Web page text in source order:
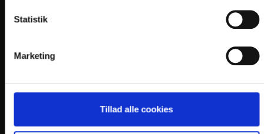
Statistik
Marketing
Tillad alle cookies